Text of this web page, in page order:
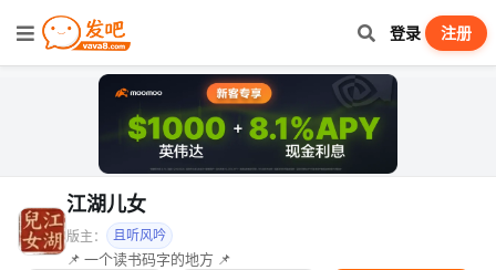
登录 注册
江湖儿女
版主： 且听风吟
📌 一个读书码字的地方 📌